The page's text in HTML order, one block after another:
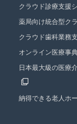
クラウド診療支援
薬局向け統合型ク
クラウド歯科業務
オンライン医療事
日本最大級の医療
納得できる老人ホ